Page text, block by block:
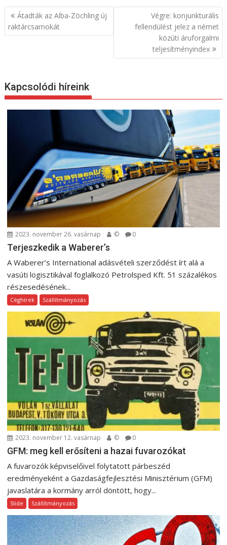
B
e
y
z
é
á
c
i
ó
Átadták az Alba-Zöchling új
raktárcsarnokát
Végre: konjunkturális
fellendülést jelez a német
közúti áruforgalmi
teljesítményindex
Kapcsolódi híreink
2023. november 26. vasárnap © 0
Terjeszkedik a Waberer’s
A Waberer’s International adásvételi szerződést írt alá a
vasúti logisztikával foglalkozó Petrolsped Kft. 51 százalékos
részesedésének...
Céghírek Szállítmányozás
2023. november 12. vasárnap © 0
GFM: meg kell erősíteni a hazai fuvarozókat
A fuvarozók képviselőivel folytatott párbeszéd
eredményeként a Gazdaságfejlesztési Minisztérium (GFM)
javaslatára a kormány arról döntött, hogy...
Slide Szállítmányozás